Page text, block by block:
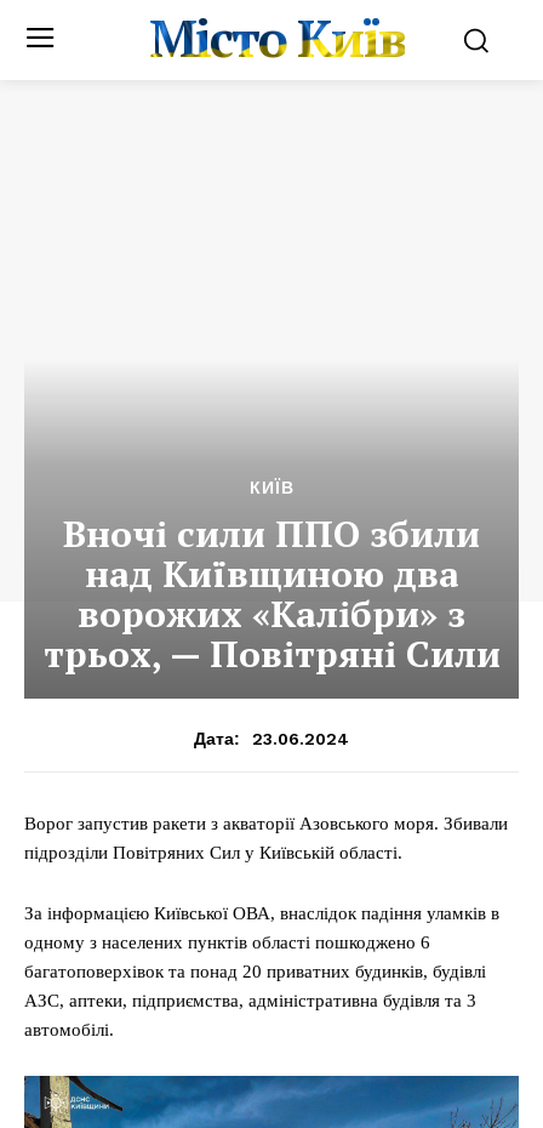
Місто Київ
КИЇВ
Вночі сили ППО збили
над Київщиною два
ворожих «Калібри» з
трьох, — Повітряні Сили
Дата: 23.06.2024
Ворог запустив ракети з акваторії Азовського моря. Збивали
підрозділи Повітряних Сил у Київській області.
За інформацією Київської ОВА, внаслідок падіння уламків в
одному з населених пунктів області пошкоджено 6
багатоповерхівок та понад 20 приватних будинків, будівлі
АЗС, аптеки, підприємства, адміністративна будівля та 3
автомобілі.